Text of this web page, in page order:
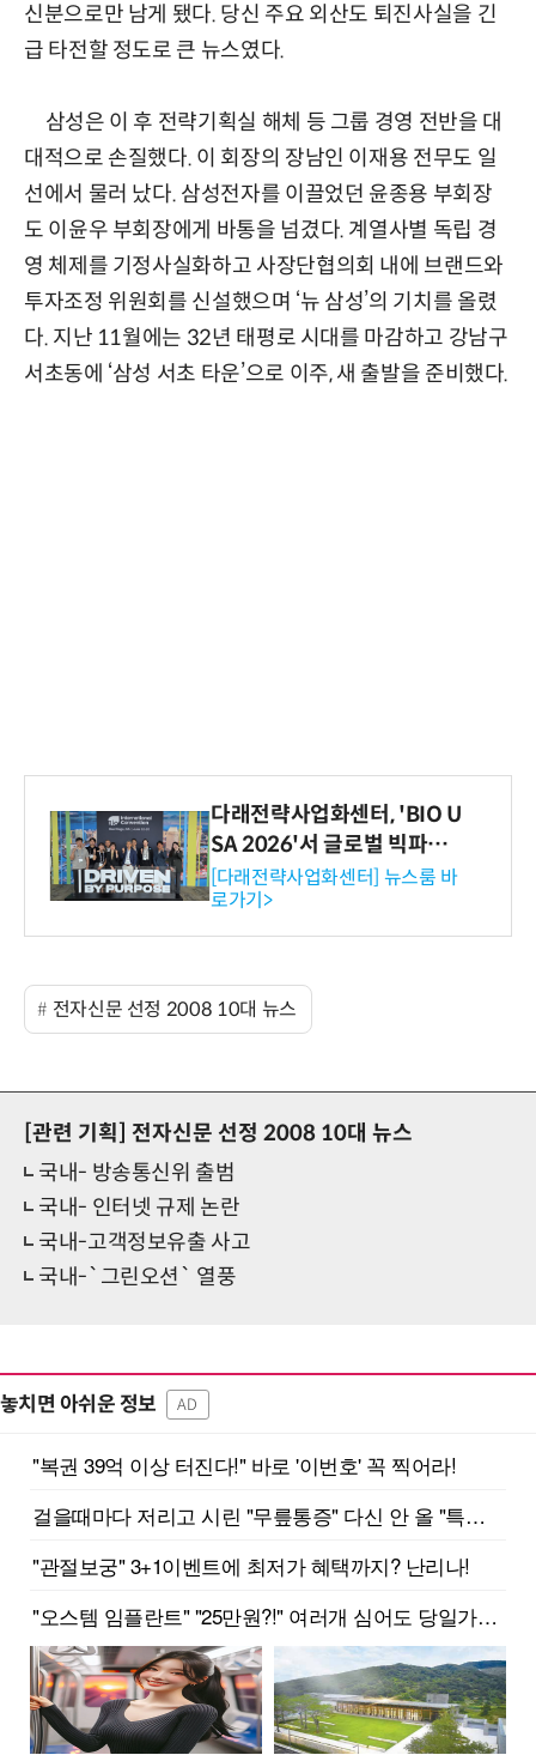
신분으로만 남게 됐다. 당신 주요 외산도 퇴진사실을 긴
급 타전할 정도로 큰 뉴스였다.
삼성은 이 후 전략기획실 해체 등 그룹 경영 전반을 대
대적으로 손질했다. 이 회장의 장남인 이재용 전무도 일
선에서 물러 났다. 삼성전자를 이끌었던 윤종용 부회장
도 이윤우 부회장에게 바통을 넘겼다. 계열사별 독립 경
영 체제를 기정사실화하고 사장단협의회 내에 브랜드와
투자조정 위원회를 신설했으며 ‘뉴 삼성’의 기치를 올렸
다. 지난 11월에는 32년 태평로 시대를 마감하고 강남구
서초동에 ‘삼성 서초 타운’으로 이주, 새 출발을 준비했다.
다래전략사업화센터, 'BIO U
SA 2026'서 글로벌 빅파마
와의 비즈니스 미팅 지원…K
-바이오 해외 진출 교두보 확
보
[다래전략사업화센터] 뉴스룸 바
로가기>
전자신문 선정 2008 10대 뉴스
[관련 기획] 전자신문 선정 2008 10대 뉴스
국내- 방송통신위 출범
국내- 인터넷 규제 논란
국내-고객정보유출 사고
국내-`그린오션` 열풍
놓치면 아쉬운 정보 AD